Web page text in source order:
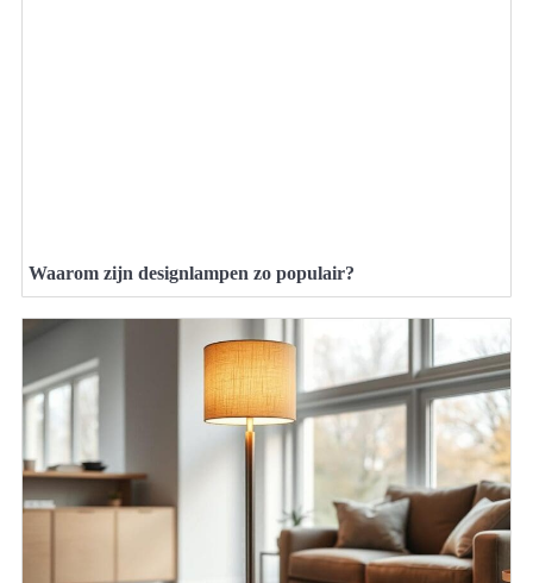
Waarom zijn designlampen zo populair?